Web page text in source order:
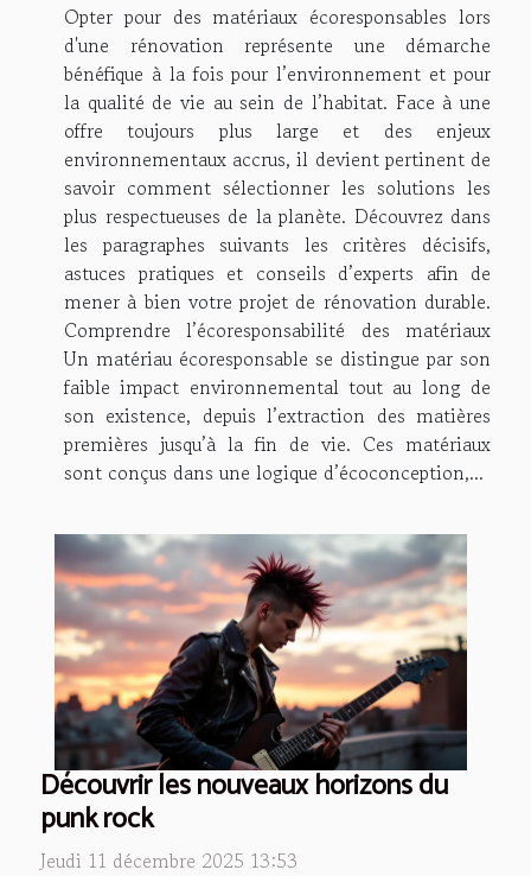
Opter pour des matériaux écoresponsables lors
d'une rénovation représente une démarche
bénéfique à la fois pour l’environnement et pour
la qualité de vie au sein de l’habitat. Face à une
offre toujours plus large et des enjeux
environnementaux accrus, il devient pertinent de
savoir comment sélectionner les solutions les
plus respectueuses de la planète. Découvrez dans
les paragraphes suivants les critères décisifs,
astuces pratiques et conseils d’experts afin de
mener à bien votre projet de rénovation durable.
Comprendre l’écoresponsabilité des matériaux
Un matériau écoresponsable se distingue par son
faible impact environnemental tout au long de
son existence, depuis l’extraction des matières
premières jusqu’à la fin de vie. Ces matériaux
sont conçus dans une logique d’écoconception,...
Découvrir les nouveaux horizons du
punk rock
Jeudi 11 décembre 2025 13:53